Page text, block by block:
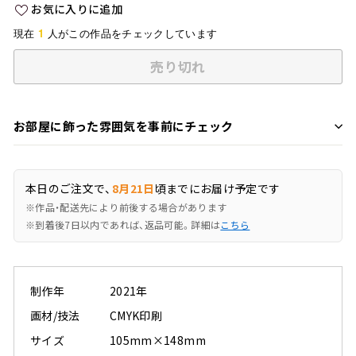
格 お気に入りに追加
現在 1 人がこの作品をチェックしています
売り切れ
お部屋に飾った雰囲気を事前にチェック
本日のご注文で、 8月21日 頃までにお届け予定です
※作品・配送先により前後する場合があります
※到着後7日以内であれば、返品可能。詳細はこちら
制作年
2021年
画材/技法
CMYK印刷
サイズ
105mm×148mm